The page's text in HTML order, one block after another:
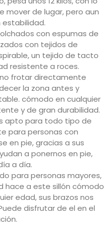
mover de lugar, pero aun
con espumas de
con tejidos de
un tejido de tacto
resistente a roces.
frotar directamente
la zona antes y
cómodo en cualquier
y de gran durabilidad.
apto para todo tipo de
para personas con
en pie, gracias a sus
a ponernos en pie,
a día.
para personas mayores,
hace a este sillón cómodo
edad, sus brazos nos
disfrutar de el en el